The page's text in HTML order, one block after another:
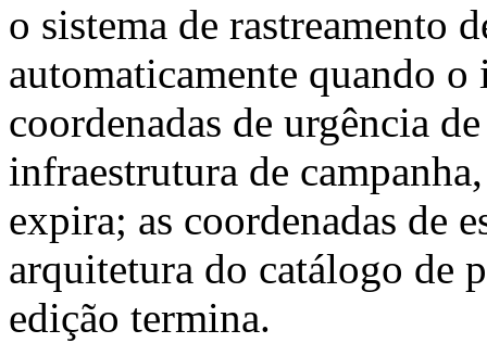
o sistema de rastreamento
automaticamente quando o
coordenadas de urgência
infraestrutura de
expira; as coordenadas de
arquitetura do catálogo de
edição termina.